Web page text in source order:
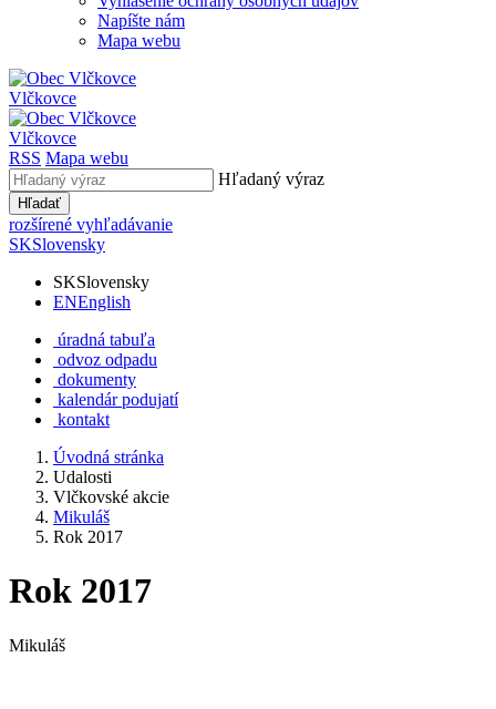
Napíšte nám
Mapa webu
Vlčkovce
Vlčkovce
RSS Mapa webu
Hľadaný výraz
Hľadať
rozšírené vyhľadávanie
SKSlovensky
SKSlovensky
ENEnglish
úradná tabuľa
odvoz odpadu
dokumenty
kalendár podujatí
kontakt
Úvodná stránka
Udalosti
Vlčkovské akcie
Mikuláš
Rok 2017
Rok 2017
Mikuláš